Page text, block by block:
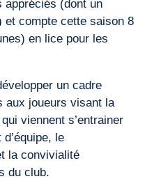
appréciés (dont un
et compte cette saison 8
en lice pour les
un cadre
aux joueurs visant la
viennent s’entrainer
le
la convivialité
du club.